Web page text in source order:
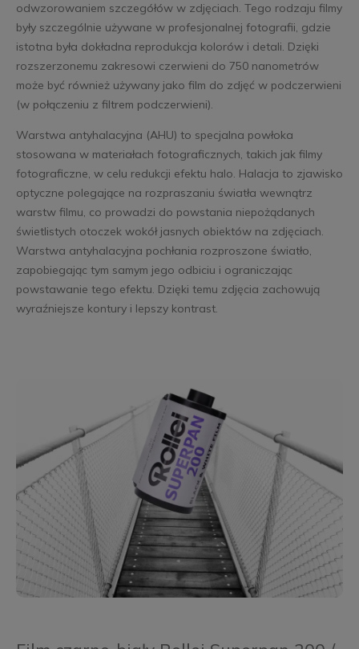
odwzorowaniem szczegółów w zdjęciach. Tego rodzaju filmy
były szczególnie używane w profesjonalnej fotografii, gdzie
istotna była dokładna reprodukcja kolorów i detali. Dzięki
rozszerzonemu zakresowi czerwieni do 750 nanometrów
może być również używany jako film do zdjęć w podczerwieni
(w połączeniu z filtrem podczerwieni).
Warstwa antyhalacyjna (AHU) to specjalna powłoka
stosowana w materiałach fotograficznych, takich jak filmy
fotograficzne, w celu redukcji efektu halo. Halacja to zjawisko
optyczne polegające na rozpraszaniu światła wewnątrz
warstw filmu, co prowadzi do powstania niepożądanych
świetlistych otoczek wokół jasnych obiektów na zdjęciach.
Warstwa antyhalacyjna pochłania rozproszone światło,
zapobiegając tym samym jego odbiciu i ograniczając
powstawanie tego efektu. Dzięki temu zdjęcia zachowują
wyraźniejsze kontury i lepszy kontrast.